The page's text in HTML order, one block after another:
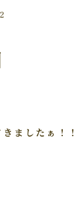
ましたぁ！！